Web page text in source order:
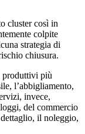
cluster così in
colpite
strategia di
chiusura.
produttivi più
l’abbigliamento,
invece,
del commercio
il noleggio,